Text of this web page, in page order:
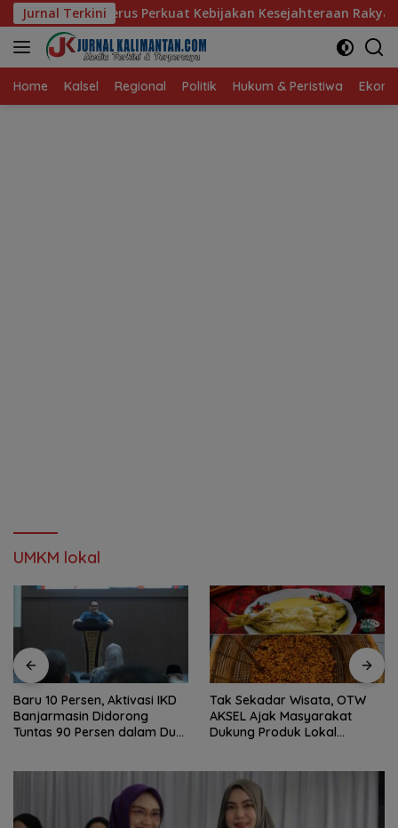
Langsung
ke
konten
Jurnal Terkini
Kebijakan Kesejahteraan Rakyat Baru 10
Home Kalsel Regional Politik Hukum & Peristiwa
UMKM lokal
Baru 10 Persen, Aktivasi IKD
Banjarmasin Didorong
Tuntas 90 Persen dalam Dua
Tak Sekadar Wisata, OTW
AKSEL Ajak Masyarakat
Dukung Produk Lokal